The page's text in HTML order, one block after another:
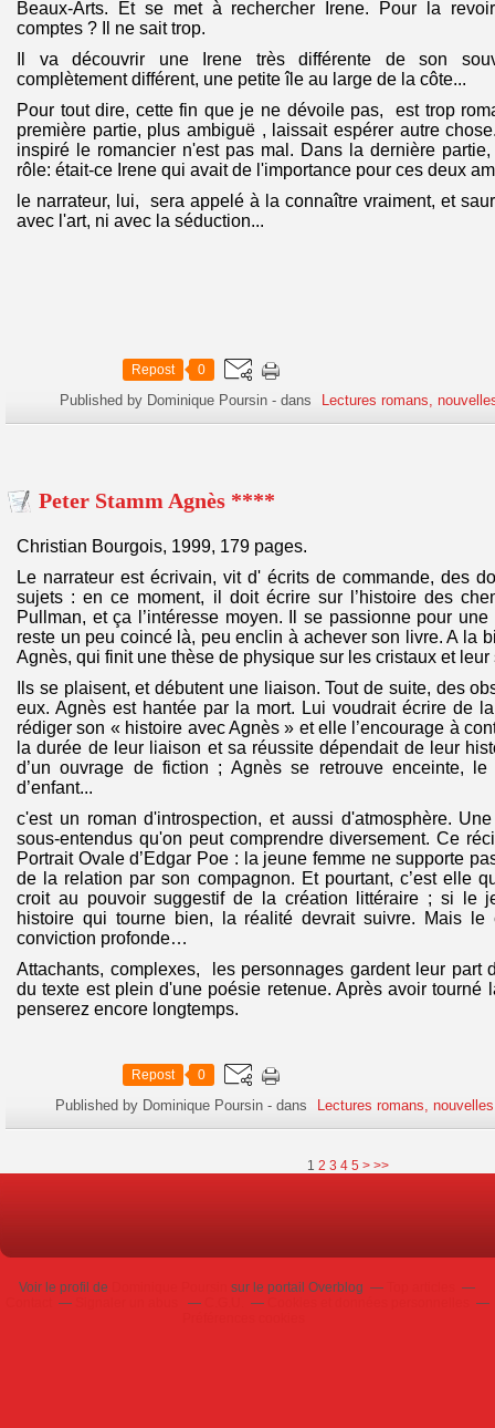
Beaux-Arts. Et se met à rechercher Irene. Pour la
comptes ? Il ne sait trop.
Il va découvrir une Irene très différente de son
complètement différent, une petite île au large de la côte...
Pour tout dire, cette fin que je ne dévoile pas, est trop
première partie, plus ambiguë , laissait espérer autre
inspiré le romancier n'est pas mal. Dans la dernière
rôle: était-ce Irene qui avait de l'importance pour ces deux
le narrateur, lui, sera appelé à la connaître vraiment, et
avec l'art, ni avec la séduction...
Repost 0
Published by Dominique Poursin -dans Lectures romans,
Peter Stamm Agnès ****
Christian Bourgois, 1999, 179 pages.
Le narrateur est écrivain, vit d' écrits de commande, des
sujets : en ce moment, il doit écrire sur l’histoire des
Pullman, et ça l’intéresse moyen. Il se passionne pour
reste un peu coincé là, peu enclin à achever son livre. A la
Agnès, qui finit une thèse de physique sur les cristaux et leur
Ils se plaisent, et débutent une liaison. Tout de suite, des
eux. Agnès est hantée par la mort. Lui voudrait écrire de
rédiger son « histoire avec Agnès » et elle l’encourage à
la durée de leur liaison et sa réussite dépendait de leur
d’un ouvrage de fiction ; Agnès se retrouve enceinte,
d’enfant...
c'est un roman d'introspection, et aussi d'atmosphère.
sous-entendus qu'on peut comprendre diversement. Ce
Portrait Ovale d’Edgar Poe : la jeune femme ne supporte
de la relation par son compagnon. Et pourtant, c’est elle
croit au pouvoir suggestif de la création littéraire ; si le
histoire qui tourne bien, la réalité devrait suivre. Mais le
conviction profonde…
Attachants, complexes, les personnages gardent leur part
du texte est plein d'une poésie retenue. Après avoir tourné
penserez encore longtemps.
Repost 0
Published by Dominique Poursin -dans Lectures romans, nouvelles
1 2 3 4 5 > >>
Voir le profil de sur le portail Overblog